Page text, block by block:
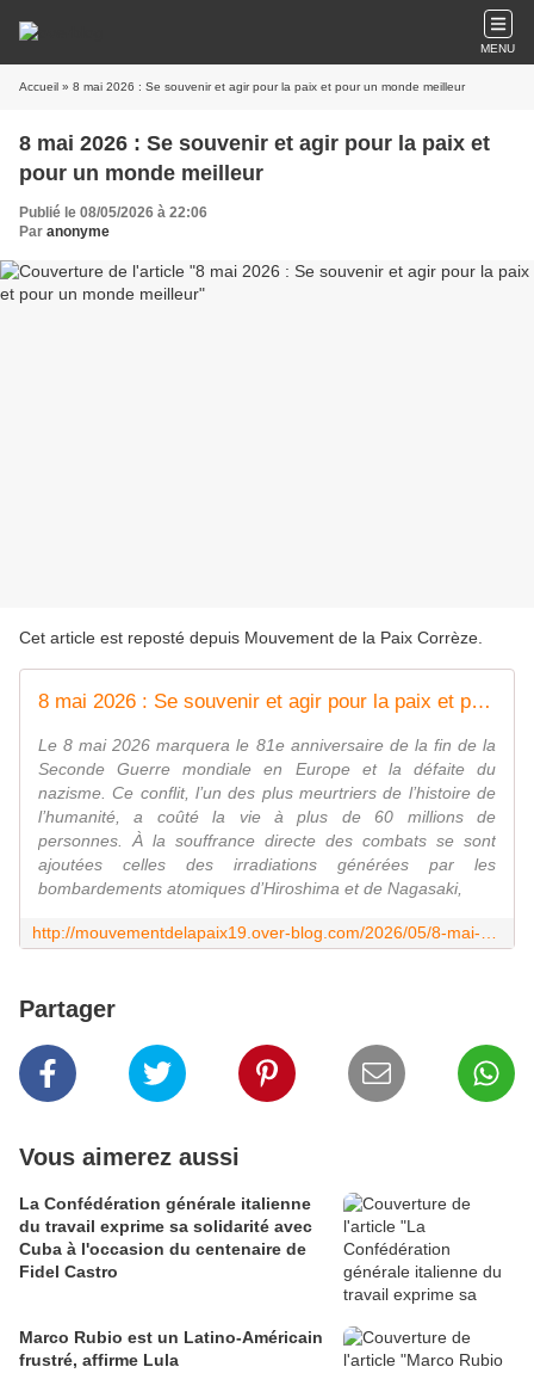
MENU
Accueil » 8 mai 2026 : Se souvenir et agir pour la paix et pour un monde meilleur
8 mai 2026 : Se souvenir et agir pour la paix et
pour un monde meilleur
Publié le 08/05/2026 à 22:06
Par anonyme
Cet article est reposté depuis Mouvement de la Paix Corrèze
8 mai 2026 : Se souvenir et agir pour la paix et pour un monde meilleur
Le 8 mai 2026 marquera le 81e anniversaire de la fin de la
Seconde Guerre mondiale en Europe et la défaite du
nazisme. Ce conflit, l’un des plus meurtriers de l’histoire de
l’humanité, a coûté la vie à plus de 60 millions de
personnes. À la souffrance directe des combats se sont
ajoutées celles des irradiations générées par les
bombardements atomiques d’Hiroshima et de Nagasaki,
Partager
Vous aimerez aussi
La Confédération générale italienne
du travail exprime sa solidarité avec
Cuba à l'occasion du centenaire de
Fidel Castro
Marco Rubio est un Latino-Américain
frustré, affirme Lula